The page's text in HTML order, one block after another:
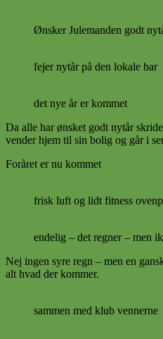
Ønsker Julemanden godt
fejer nytår på den lokale bar
det nye år er kommet
Da alle har ønsket godt nytår
vender hjem til sin bolig og går i
Foråret er nu kommet
frisk luft og lidt fitness
endelig – det regner – men
Nej ingen syre regn – men en
alt hvad der kommer.
sammen med klub vennerne